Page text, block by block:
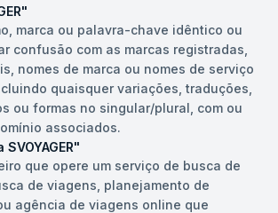
marca ou palavra-chave idêntico ou
confusão com as marcas registradas,
nomes de marca ou nomes de serviço
quaisquer variações, traduções,
ou formas no singular/plural, com ou
associados.
que opere um serviço de busca de
de viagens, planejamento de
agência de viagens online que